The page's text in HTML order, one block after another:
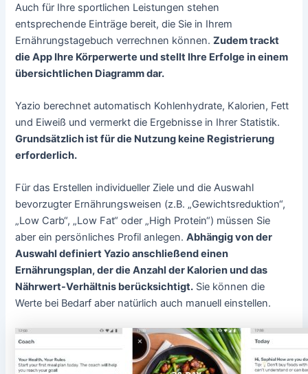
Auch für Ihre sportlichen Leistungen stehen
entsprechende Einträge bereit, die Sie in Ihrem
Ernährungstagebuch verrechnen können.Zudem trackt
die App Ihre Körperwerte und stellt Ihre Erfolge in einem
übersichtlichen Diagramm dar.
Yazio berechnet automatisch Kohlenhydrate, Kalorien, Fett
und Eiweiß und vermerkt die Ergebnisse in Ihrer Statistik.
Grundsätzlich ist für die Nutzung keine Registrierung
erforderlich.
Für das Erstellen individueller Ziele und die Auswahl
bevorzugter Ernährungsweisen (z.B. „Gewichtsreduktion“,
„Low Carb“, „Low Fat“ oder „High Protein“) müssen Sie
aber ein persönliches Profil anlegen.Abhängig von der
Auswahl definiert Yazio anschließend einen
Ernährungsplan, der die Anzahl der Kalorien und das
Nährwert-Verhältnis berücksichtigt. Sie können die
Werte bei Bedarf aber natürlich auch manuell einstellen.